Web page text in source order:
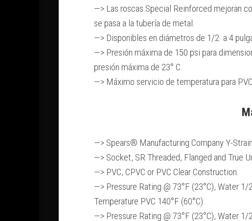
—> Las roscas Special Reinforced mejoran
se pasa a la tubería de metal.
—> Disponibles en diámetros de 1/2 a 4
—> Presión máxima de 150 psi para
presión máxima de 23° C.
—> Máximo servicio de temperatura para PVC
—> Spears® Manufacturing Company Y-
—> Socket, SR Threaded, Flanged and True
—> PVC, CPVC or PVC Clear Construction.
—> Pressure Rating @ 73°F (23°C), Water
Temperature PVC 140°F (60°C).
—> Pressure Rating @ 73°F (23°C), Water